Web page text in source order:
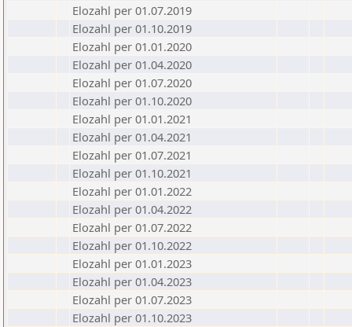
Elozahl per 01.07.2019
Elozahl per 01.10.2019
Elozahl per 01.01.2020
Elozahl per 01.04.2020
Elozahl per 01.07.2020
Elozahl per 01.10.2020
Elozahl per 01.01.2021
Elozahl per 01.04.2021
Elozahl per 01.07.2021
Elozahl per 01.10.2021
Elozahl per 01.01.2022
Elozahl per 01.04.2022
Elozahl per 01.07.2022
Elozahl per 01.10.2022
Elozahl per 01.01.2023
Elozahl per 01.04.2023
Elozahl per 01.07.2023
Elozahl per 01.10.2023